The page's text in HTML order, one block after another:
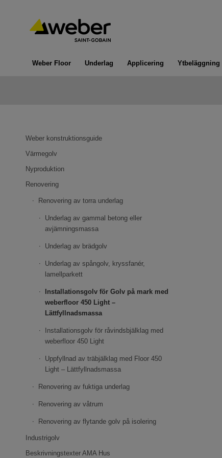
Weber Floor Underlag Applicering Ytbeläggning
Weber konstruktionsguide
Värmegolv
Nyproduktion
Renovering
Renovering av torra underlag
Underlag av gammal betong eller
avjämningsmassa
Underlag av brädgolv
Underlag av spångolv, kryssfanér,
lamellparkett
Installationsgolv för Golv på mark med
weberfloor 450 Light –
Lättfyllnadsmassa
Installationsgolv för råvindsbjälklag med
weberfloor 450 Light
Uppfyllnad av träbjälklag med Floor 450
Light – Lättfyllnadsmassa
Renovering av fuktiga underlag
Renovering av våtrum
Renovering av flytande golv på isolering
Industrigolv
Beskrivningstexter AMA Hus